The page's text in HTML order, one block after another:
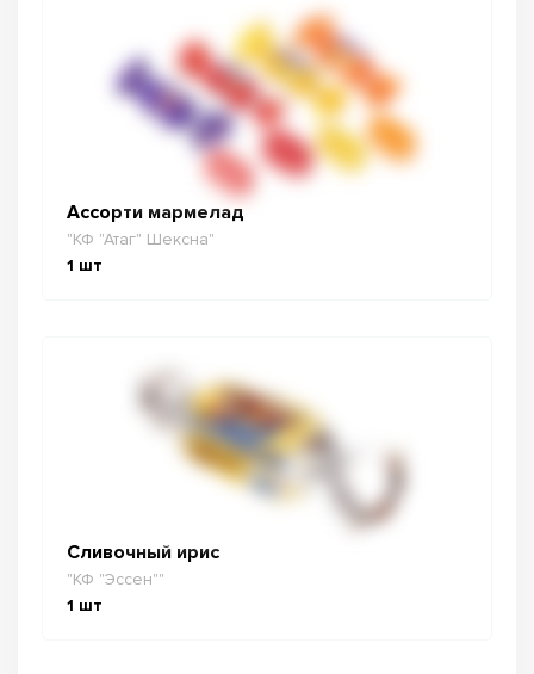
Ассорти мармелад
"КФ "Атаг" Шексна"
1 шт
Сливочный ирис
"КФ "Эссен""
1 шт